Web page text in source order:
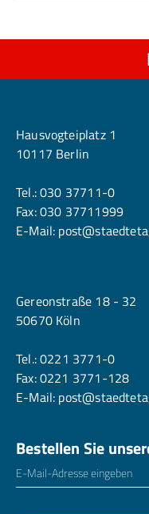
Hausvogteiplatz 1
10117 Berlin
Tel.:030 37711-0
Fax: 030 37711999
E-Mail:
Gereonstraße 18 - 32
50670 Köln
Tel.:0221 3771-0
Fax: 0221 3771-128
E-Mail:
Bestellen Sie
E-Mailadresse